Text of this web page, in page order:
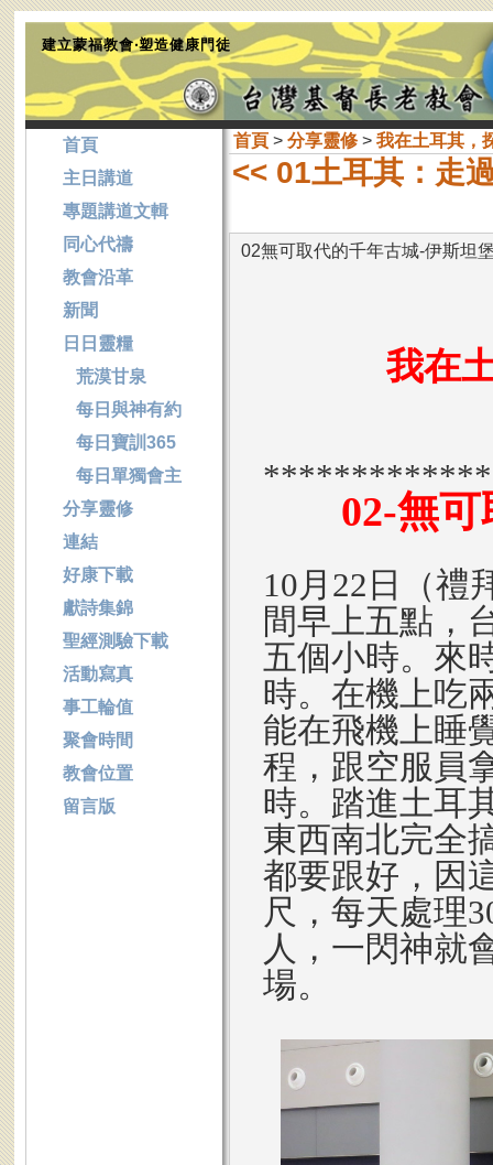
建立蒙福教會‧塑造健康門徒
首頁> 分享靈修> 我在土耳其，
<< 01土耳其：走
02無可取代的千年古城-伊斯坦
我在
02-無
10月22日（禮
間早上五點，
五個小時。來
時。在機上吃
能在飛機上睡
程，跟空服員
時。踏進土耳
東西南北完全
都要跟好，因
尺，每天處理
人，一閃神就
場。
首頁
主日講道
專題講道文輯
同心代禱
教會沿革
新聞
日日靈糧
荒漠甘泉
每日與神有約
每日寶訓365
每日單獨會主
分享靈修
連結
好康下載
獻詩集錦
聖經測驗下載
活動寫真
事工輪值
聚會時間
教會位置
留言版